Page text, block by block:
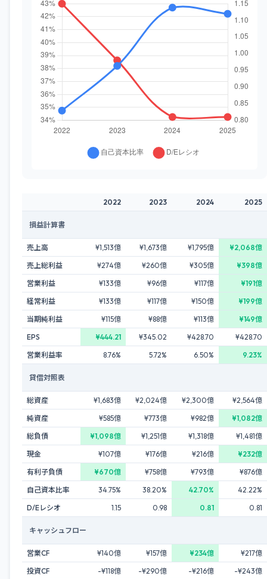
2022 2023 2024 2025
損益計算書
売上高 ¥1,513億 ¥1,673億 ¥1,795億
¥2,068億
売上総利益
¥274億 ¥260億 ¥305億
¥398億
営業利益
¥133億 ¥96億 ¥117億
¥191億
経常利益
¥133億 ¥117億 ¥150億
¥199億
当期純利益
¥115億 ¥88億 ¥113億
¥149億
EPS
¥444.21 ¥345.02 ¥428.70
¥428.70
営業利益率
8.76% 5.72% 6.50% 9.23%
貸借対照表
総資産 ¥1,683億 ¥2,024億 ¥2,300億
¥2,564億
純資産
¥585億 ¥773億 ¥982億
¥1,082億
総負債
¥1,098億 ¥1,251億 ¥1,318億
¥1,481億
現金
¥107億 ¥176億 ¥216億
¥232億
有利子負債
¥670億 ¥758億 ¥793億
¥876億
自己資本比率
34.75% 38.20% 42.70%
42.22%
D/Eレシオ
1.15 0.98 0.81 0.81
キャッシュフロー
営業CF ¥140億 ¥157億 ¥234億
¥217億
投資CF
-¥118億 -¥290億 -¥216億
-¥243億